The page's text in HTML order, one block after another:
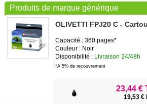
Produits de marque générique
OLIVETTI FPJ20 C -
Capacité : 360 pages*
Couleur : Noir
Disponibilité : Livraison 24/48h
*A 5% de recouvrement
23,44 €
19,53 €